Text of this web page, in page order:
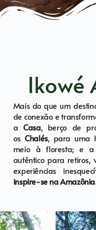
Ikowé
Mais do que um
de conexão e
aCasa, berço de
osChalés, para uma
meio à floresta; e a
autêntico para retiros,
experiências
inspire-se na